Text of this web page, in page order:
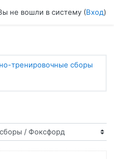
не вошли в систему (Вход)
тренировочные сборы